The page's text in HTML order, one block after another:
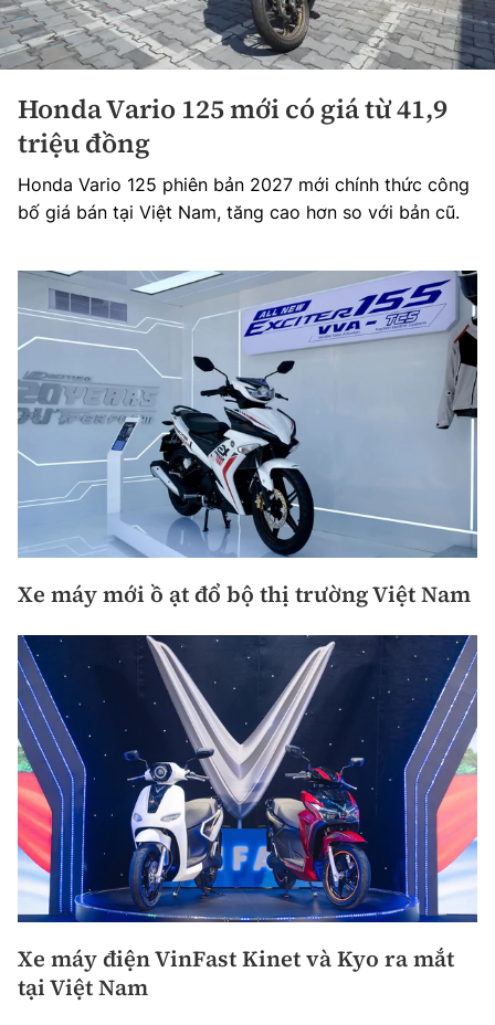
Honda Vario 125 mới có giá từ 41,9
triệu đồng
Honda Vario 125 phiên bản 2027 mới chính thức công
bố giá bán tại Việt Nam, tăng cao hơn so với bản cũ.
Xe máy mới ồ ạt đổ bộ thị trường Việt Nam
Xe máy điện VinFast Kinet và Kyo ra mắt
tại Việt Nam